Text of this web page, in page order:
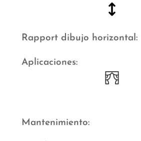
Rapport dibujo horizontal
Aplicaciones
Mantenimiento